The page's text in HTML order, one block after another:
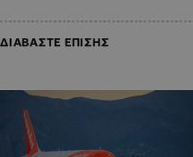
ΔΙΑΒΑΣΤΕ ΕΠΙΣΗΣ